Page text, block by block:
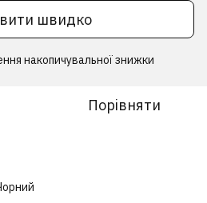
швидко
накопичувальної знижки
Порівняти